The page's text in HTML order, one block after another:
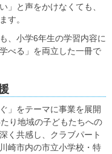
」と声をかけなくても、
す。
、小学6年生の学習内容に
べる」を両立した一冊で
」をテーマに事業を展開
り地域の子どもたちへの
く共感し、クラブパート
崎市内の市立小学校・特